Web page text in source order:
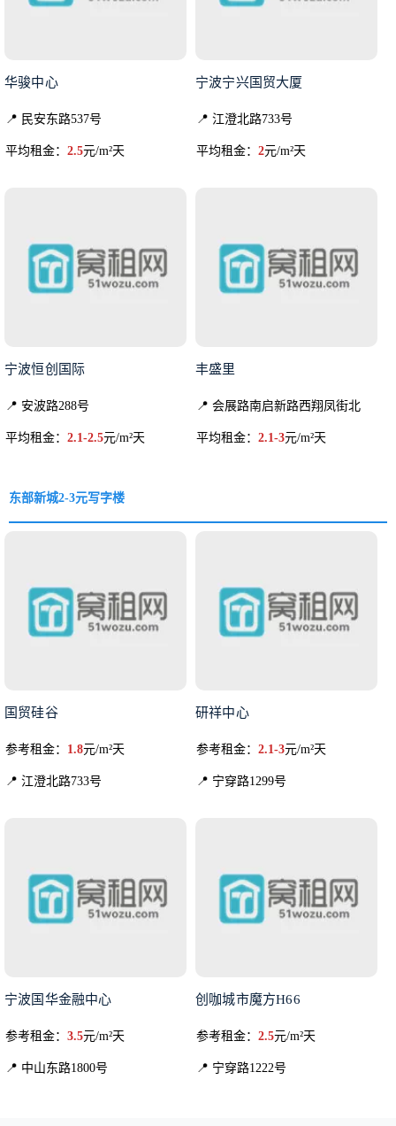
华骏中心
📍 民安东路537号
平均租金： 2.5元/m²天
宁波宁兴国贸大厦
📍 江澄北路733号
平均租金：2元/m²天
宁波恒创国际
📍 安波路288号
平均租金： 2.1-2.5元/m²天
丰盛里
📍 会展路南启新路西翔凤街北
平均租金：2.1-3元/m²天
东部新城2-3元写字楼
国贸硅谷
参考租金： 1.8元/m²天
📍 江澄北路733号
研祥中心
参考租金：2.1-3元/m²天
📍 宁穿路1299号
宁波国华金融中心
参考租金： 3.5元/m²天
📍 中山东路1800号
创咖城市魔方H66
参考租金：2.5元/m²天
📍 宁穿路1222号